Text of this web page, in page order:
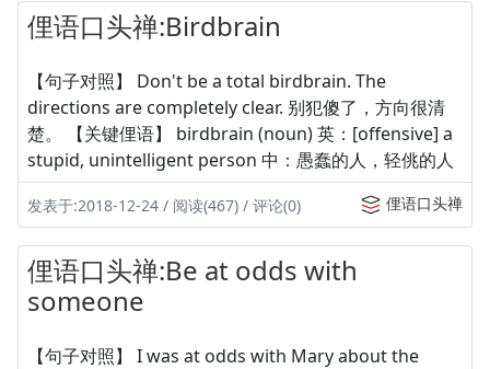
俚语口头禅:Birdbrain
【句子对照】 Don't be a total birdbrain. The
directions are completely clear. 别犯傻了，方向很清
楚。 【关键俚语】 birdbrain (noun) 英：[offensive] a
stupid, unintelligent person 中：愚蠢的人，轻佻的人
发表于:2018-12-24 / 阅读(467) / 评论(0) 俚语口头禅
俚语口头禅:Be at odds with
someone
【句子对照】 I was at odds with Mary about the